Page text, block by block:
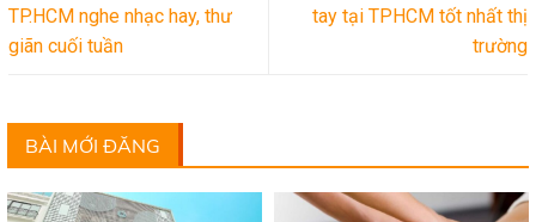
TP.HCM nghe nhạc hay, thư
giãn cuối tuần
tay tại TPHCM tốt nhất thị
trường
BÀI MỚI ĐĂNG